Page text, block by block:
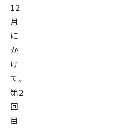
12
月
に
か
け
て、
第2
回
目